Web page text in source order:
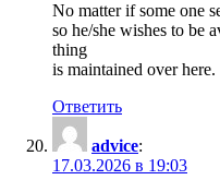
No matter if some one
so he/she wishes to be
thing
is maintained over here.
Ответить
advice:
17.03.2026 в 19:03